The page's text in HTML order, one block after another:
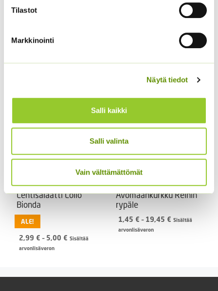
Tilastot
Markkinointi
Näytä tiedot
Salli kaikki
Salli valinta
Vain välttämättömät
Pensastomaatti Totem
Pensastomaatti Totem
Lehtisalaatti Lollo
Bionda
ALE!
2,99 € – 5,00 € Hintaluokka:
Sisältää
arvonlisäveron
Avomaankurkku Reinin
rypäle
1,45 € – 19,45 € Hintaluokka:
Sisältää
arvonlisäveron